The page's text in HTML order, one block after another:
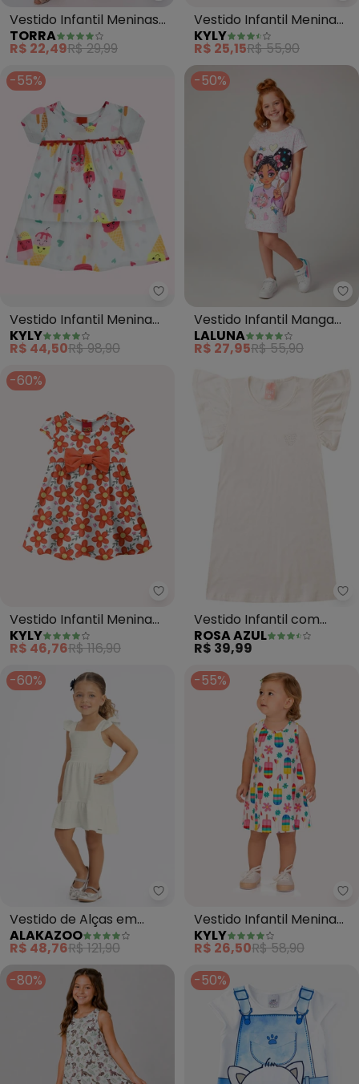
Vestido Infantil Meninas
Super Poderosas
(Branco)
TORRA
R$ 22,49R$ 29,99
Vestido Infantil Menina
Abacaxi (Branco)
KYLY
R$ 25,15R$ 55,90
-55%
Kyly - Vestido Infantil Menina
Vestido Infantil Menina
em Algodão (Branco)
KYLY
R$ 44,50R$ 98,90
-50%
Vestido Infantil Manga
Curta Love Boneca
(Branco)
LALUNA
R$ 27,95R$ 55,90
-60%
Kyly - Vestido Infantil Menina
Vestido Infantil Menina
Laço (Branco)
KYLY
R$ 46,76R$ 116,90
Vestido Infantil com
Brilho Iaia (Off White)
ROSA AZUL
R$ 39,99
-60%
Alakazoo - Vestido de Alças
Vestido de Alças em
Malha de Algodão (Off
White)
ALAKAZOO
R$ 48,76R$ 121,90
-55%
Vestido Infantil Menina
Picolés (Branco)
KYLY
R$ 26,50R$ 58,90
-80%
-50%